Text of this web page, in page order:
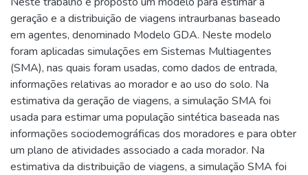
geração e a distribuição de viagens intraurbanas baseado
em agentes, denominado Modelo GDA. Neste modelo
foram aplicadas simulações em Sistemas Multiagentes
(SMA), nas quais foram usadas, como dados de entrada,
informações relativas ao morador e ao uso do solo. Na
estimativa da geração de viagens, a simulação SMA foi
usada para estimar uma população sintética baseada nas
informações sociodemográficas dos moradores e para obter
um plano de atividades associado a cada morador. Na
estimativa da distribuição de viagens, a simulação SMA foi